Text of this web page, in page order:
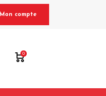
Mon compte
0